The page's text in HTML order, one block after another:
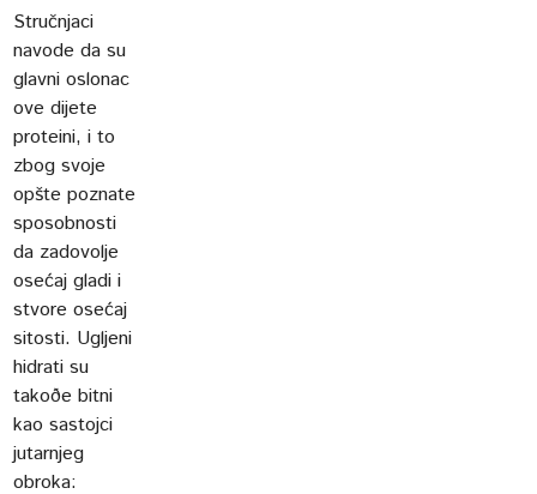
Stručnjaci
navode da su
glavni oslonac
ove dijete
proteini, i to
zbog svoje
opšte poznate
sposobnosti
da zadovolje
osećaj gladi i
stvore osećaj
sitosti. Ugljeni
hidrati su
takoðe bitni
kao sastojci
jutarnjeg
obroka: